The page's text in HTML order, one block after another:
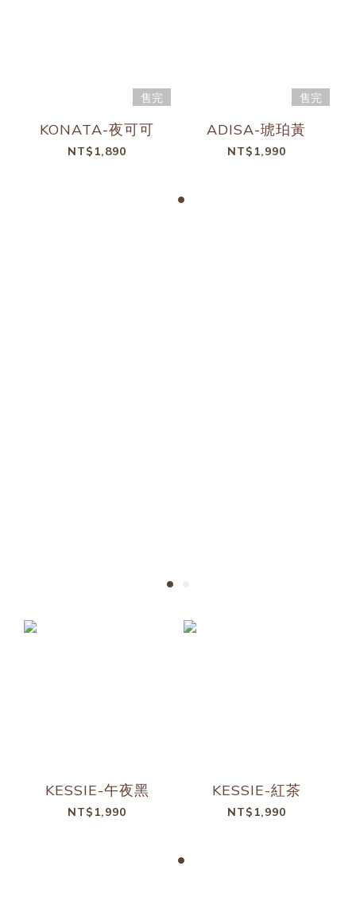
售完
KONATA-夜可可
NT$1,890
售完
ADISA-琥珀黃
NT$1,990
KESSIE-午夜黑
NT$1,990
KESSIE-紅茶
NT$1,990